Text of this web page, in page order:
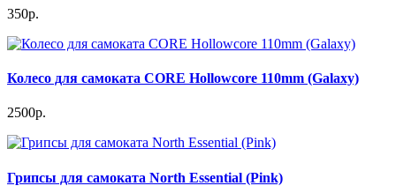
350р.
Колесо для самоката CORE Hollowcore 110mm (Galaxy)
2500р.
Грипсы для самоката North Essential (Pink)